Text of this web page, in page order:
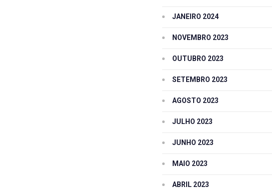
JANEIRO 2024
NOVEMBRO 2023
OUTUBRO 2023
SETEMBRO 2023
AGOSTO 2023
JULHO 2023
JUNHO 2023
MAIO 2023
ABRIL 2023